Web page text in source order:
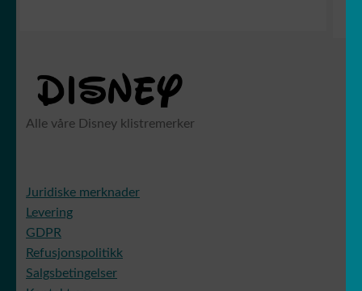
Alle våre Disney klistremerker
Juridiske merknader
Levering
GDPR
Refusjonspolitikk
Salgsbetingelser